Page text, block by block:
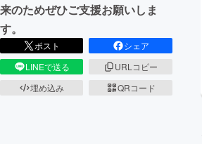
来のためぜひご支援お願いしま
す。
ポスト
シェア
LINEで送る
URLコピー
埋め込み
QRコード